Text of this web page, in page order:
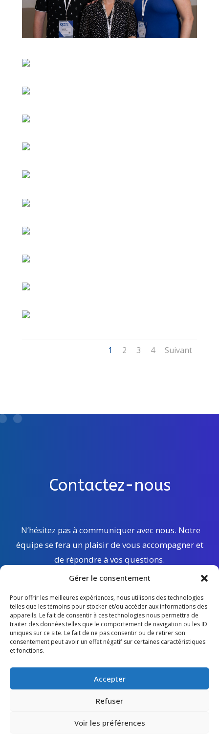
Gérer le consentement
Pour offrir les meilleures expériences, nous utilisons des technologies
telles que les témoins pour stocker et/ou accéder aux informations des
appareils. Le fait de consentir à ces technologies nous permettra de
traiter des données telles que le comportement de navigation ou les ID
uniques sur ce site. Le fait de ne pas consentir ou de retirer son
consentement peut avoir un effet négatif sur certaines caractéristiques
et fonctions.
Accepter
Refuser
Voir les préférences
1 2 3 4 Suivant
Contactez-nous
N’hésitez pas à communiquer avec nous. Notre
équipe se fera un plaisir de vous accompagner et
de répondre à vos questions.
CONTACTEZ-NOUS
.Politique de confidentialité